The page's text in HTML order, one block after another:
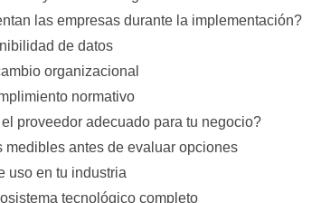
las empresas durante la implementación?
de datos
organizacional
normativo
proveedor adecuado para tu negocio?
medibles antes de evaluar opciones
uso en tu industria
tecnológico completo